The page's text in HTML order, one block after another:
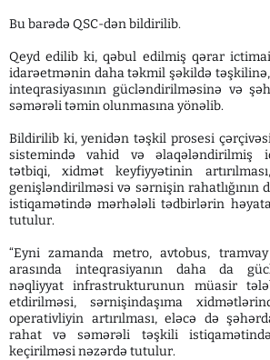
Bu barədə QSC-dən bildirilib.
Qeyd edilib ki, qəbul edilmiş qərar
idarəetmənin daha təkmil şəkildə təşkilinə,
inteqrasiyasının gücləndirilməsinə və
səmərəli təmin olunmasına yönəlib.
Bildirilib ki, yenidən təşkil prosesi
sistemində vahid və əlaqələndirilmiş
tətbiqi, xidmət keyfiyyətinin
genişləndirilməsi və sərnişin rahatlığının
istiqamətində mərhələli tədbirlərin
tutulur.
“Eyni zamanda metro, avtobus,
arasında inteqrasiyanın daha da
nəqliyyat infrastrukturunun müasir
etdirilməsi, sərnişindaşıma
operativliyin artırılması, eləcə də
rahat və səmərəli təşkili
keçirilməsi nəzərdə tutulur.